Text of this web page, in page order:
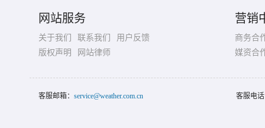
网站服务
关于我们 联系我们
用户反馈
版权声明
网站律师
营销
商务合
媒资合
客服邮箱： service@weather.com.cn 客服电